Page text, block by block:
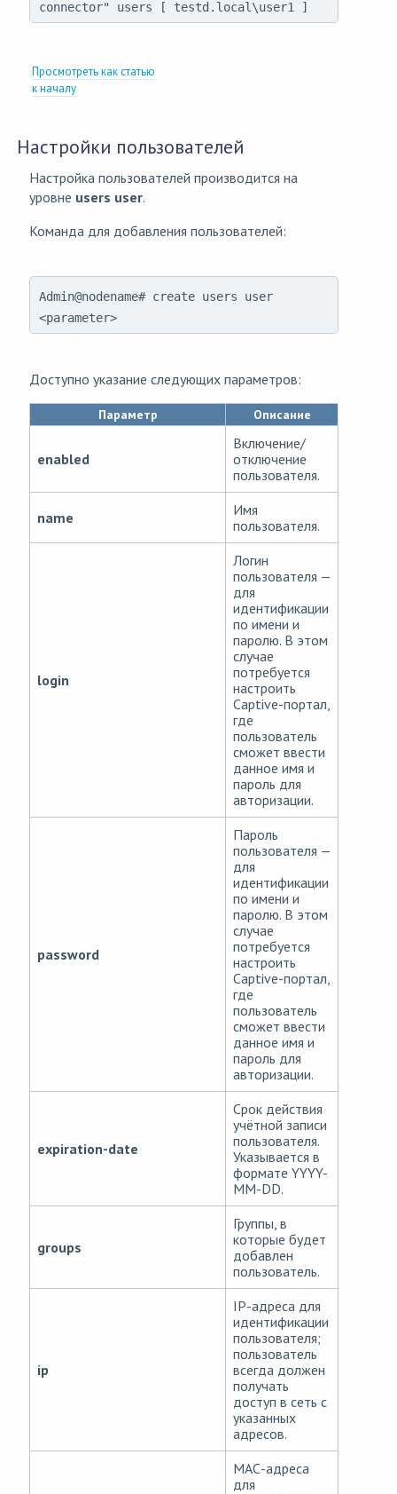
connector" users [ testd.local\user1 ]
Просмотреть как статью
к началу
Настройки пользователей
Настройка пользователей производится на
уровне users user.
Команда для добавления пользователей:
Admin@nodename# create users user
<parameter>
Доступно указание следующих параметров:
Параметр Описание
enabled
Включение/
отключение
пользователя.
name
Имя
пользователя.
login
Логин
пользователя —
для
идентификации
по имени и
паролю. В этом
случае
потребуется
настроить
Captive-портал,
где
пользователь
сможет ввести
данное имя и
пароль для
авторизации.
password
Пароль
пользователя —
для
идентификации
по имени и
паролю. В этом
случае
потребуется
настроить
Captive-портал,
где
пользователь
сможет ввести
данное имя и
пароль для
авторизации.
expiration-date
Срок действия
учётной записи
пользователя.
Указывается в
формате YYYY-
MM-DD.
groups
Группы, в
которые будет
добавлен
пользователь.
ip
IP-адреса для
идентификации
пользователя;
пользователь
всегда должен
получать
доступ в сеть с
указанных
адресов.
МАС-адреса
для